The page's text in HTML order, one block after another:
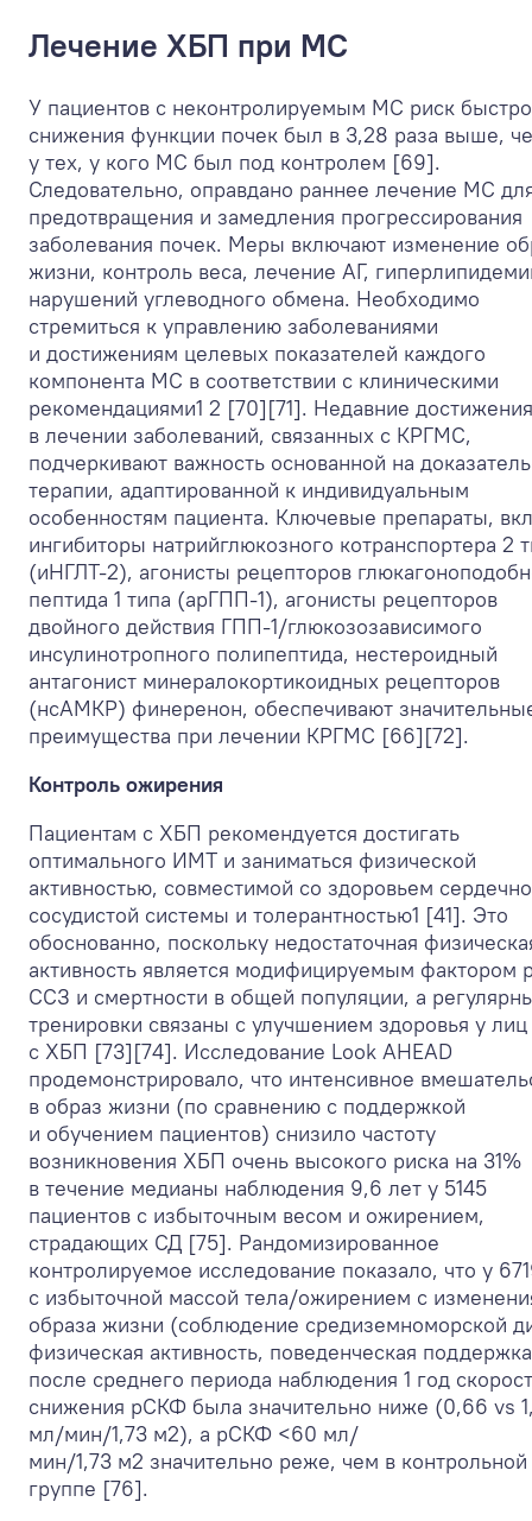
Лечение ХБП при МС
У пациентов с неконтролируемым МС риск
снижения функции почек был в 3,28 раза выше,
у тех, у кого МС был под контролем [69].
Следовательно, оправдано раннее лечение МС
предотвращения и замедления прогрессирования
заболевания почек. Меры включают изменение
жизни, контроль веса, лечение АГ,
нарушений углеводного обмена. Необходимо
стремиться к управлению заболеваниями
и достижениям целевых показателей каждого
компонента МС в соответствии с клиническими
рекомендациями1 2 [70][71]. Недавние достижения
в лечении заболеваний, связанных с КРГМС,
подчеркивают важность основанной на
терапии, адаптированной к индивидуальным
особенностям пациента. Ключевые препараты,
ингибиторы натрийглюкозного котранспортера 2
(иНГЛТ-2), агонисты рецепторов
пептида 1 типа (арГПП-1), агонисты рецепторов
двойного действия ГПП-1/глюкозозависимого
инсулинотропного полипептида, нестероидный
антагонист минералокортикоидных рецепторов
(нсАМКР) финеренон, обеспечивают
преимущества при лечении КРГМС [66][72].
Контроль ожирения
Пациентам с ХБП рекомендуется достигать
оптимального ИМТ и заниматься физической
активностью, совместимой со здоровьем
сосудистой системы и толерантностью1 [41]. Это
обоснованно, поскольку недостаточная
активность является модифицируемым фактором
ССЗ и смертности в общей популяции, а
тренировки связаны с улучшением здоровья у лиц
с ХБП [73][74]. Исследование Look AHEAD
продемонстрировало, что интенсивное
в образ жизни (по сравнению с поддержкой
и обучением пациентов) снизило частоту
возникновения ХБП очень высокого риска на 31%
в течение медианы наблюдения 9,6 лет у 5145
пациентов с избыточным весом и ожирением,
страдающих СД [75]. Рандомизированное
контролируемое исследование показало, что у
с избыточной массой тела/ожирением с
образа жизни (соблюдение средиземноморской
физическая активность, поведенческая
после среднего периода наблюдения 1 год
снижения рСКФ была значительно ниже (0,66 vs
мл/мин/1,73 м2), а рСКФ <60 мл/
мин/1,73 м2 значительно реже, чем в контрольной
группе [76].